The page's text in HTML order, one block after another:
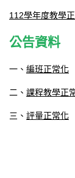
教育品質保證
防疫在家學習
112學年度教學
公告資料
一、 編班正常化
二、 課程教學正
三、 評量正常化